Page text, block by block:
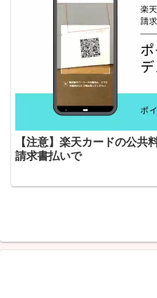
【注意】楽天カードの公共
請求書払いで